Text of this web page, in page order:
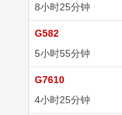
8小时25分钟
G582
5小时55分钟
G7610
4小时25分钟